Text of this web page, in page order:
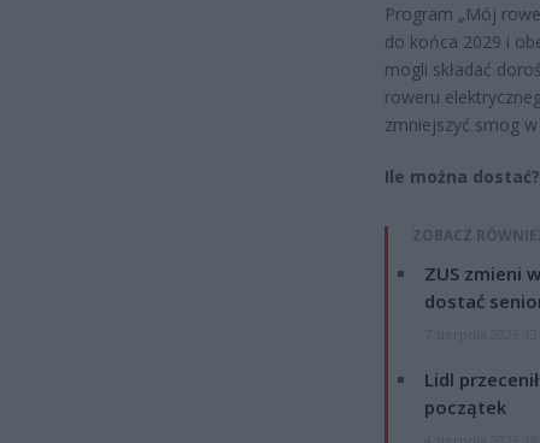
Program „Mój
do końca 2029 i
mogli składać
roweru
zmniejszyć smog
Ile można dostać?
ZOBACZ
ZUS zmieni
dostać
Lidl
początek